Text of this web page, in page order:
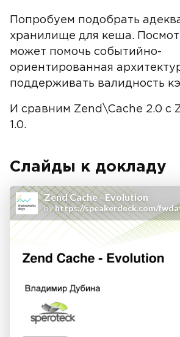
Попробуем подобрать
хранилище для кеша.
может помочь cобытийно-
ориентированная
поддерживать валидность
И сравним Zend\Cache 2.0 с
1.0.
Слайды к докладу